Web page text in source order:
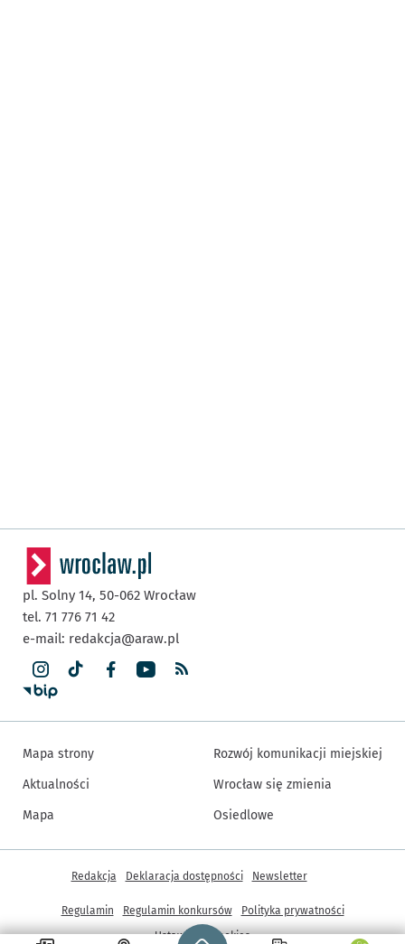
Strona główna - wroclaw.pl
pl. Solny 14, 50-062 Wrocław
tel. 71 776 71 42
e-mail: redakcja@araw.pl
Mapa strony
Aktualności
Mapa
Rozwój komunikacji miejskiej
Wrocław się zmienia
Osiedlowe
Inne informacje
Redakcja Deklaracja dostępności Newsletter
Regulamin Regulamin konkursów
Polityka prywatności
Ustawienia cookies